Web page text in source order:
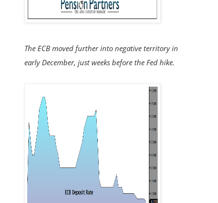
The ECB moved further into negative territory in
early December, just weeks before the Fed hike.